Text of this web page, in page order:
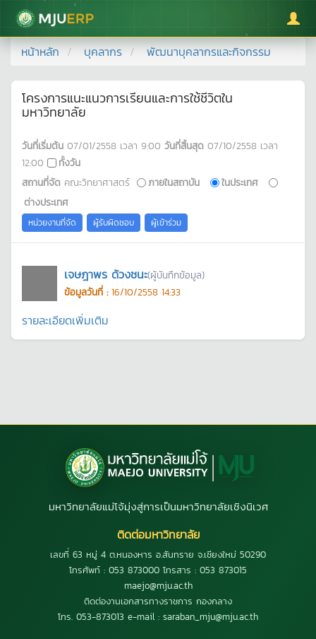
มหาวิทยาลัยแม่โจ้
หน้าหลัก บุคลากร พัฒนาบุคลากรและกิจกรรม
โครงการแนะแนวการเรียนและการใช้ชีวิตใน
มหาวิทยาลัย
วันที่เริ่มต้น 07/01/2558 เวลา 9:00 วันที่สิ้นสุด 07/10/2558 เวลา
12:00
ทั้งวัน
สถานที่จัด คณะวิทยาศาสตร์ ภายในสถาบัน
ในประเทศ
ต่างประเทศ
หน่วยงานที่จัด ผู้รับผิดชอบ ผู้เข้าร่วม
เจษฎาพร ด้วงชนะ(ผู้บันทึกข้อมูล)
ข้อมูลวันที่ : 16/10/2558 14:33
รายละเอียดเพิ่มเติม
มหาวิทยาลัยแม่โจ้มุ่งสู่การเป็นมหาวิทยาลัยเชิงนิเวศ
ติดต่อมหาวิทยาลัย
เลขที่ 63 หมู่ 4 ต.หนองหาร อ.สันทราย จ.เชียงใหม่ 50290
โทรศัพท์ : 053 873000 โทรสาร : 053 873015
maejo@mju.ac.th
ติดต่องานเอกสารทางราชการ กองกลาง
โทร. 053-873013 e-mail : saraban_mju@mju.ac.th